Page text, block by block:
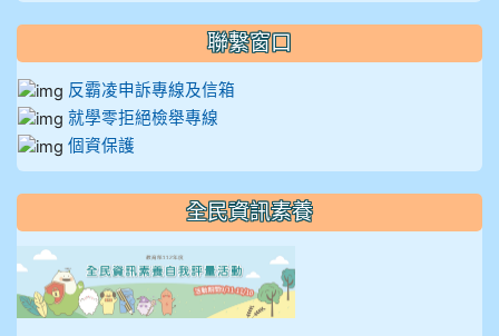
聯繫窗口
反霸凌申訴專線及信箱
就學零拒絕檢舉專線
個資保護
全民資訊素養